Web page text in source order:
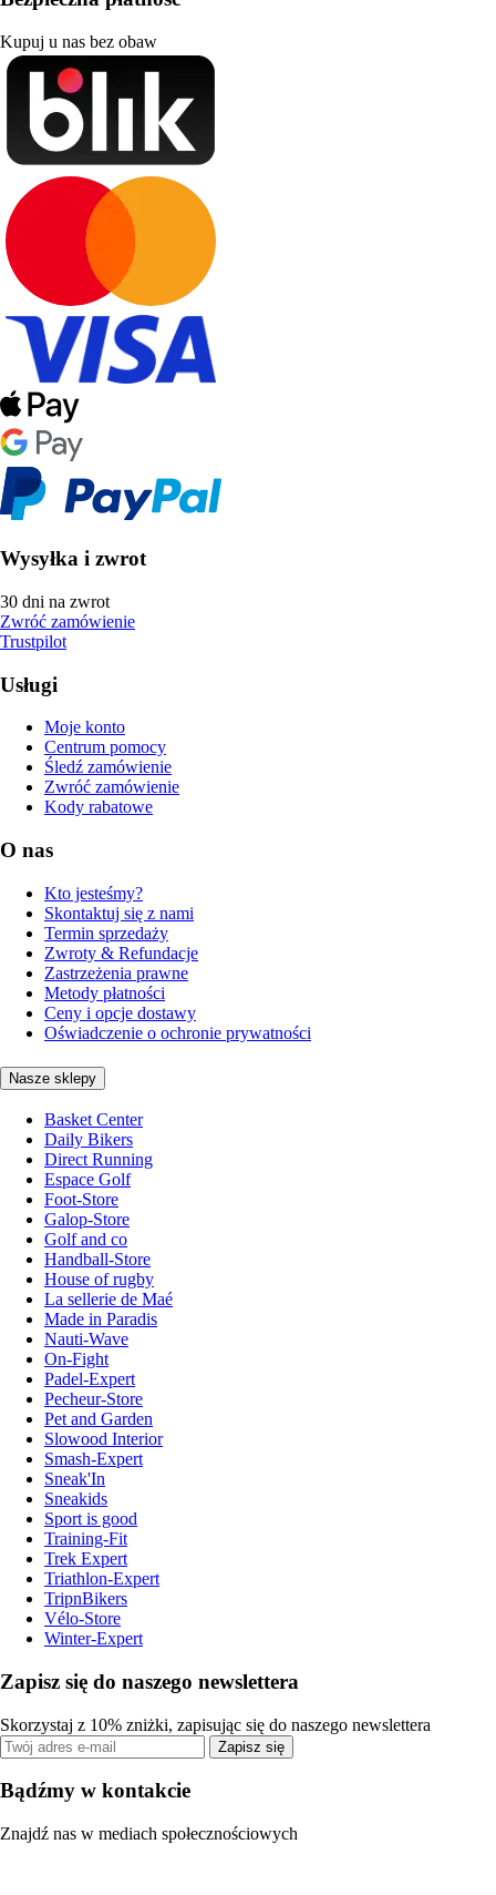
Kupuj u nas bez obaw
Wysyłka i zwrot
30 dni na zwrot
Zwróć zamówienie
Trustpilot
Usługi
Moje konto
Centrum pomocy
Śledź zamówienie
Zwróć zamówienie
Kody rabatowe
O nas
Kto jesteśmy?
Skontaktuj się z nami
Termin sprzedaży
Zwroty & Refundacje
Zastrzeżenia prawne
Metody płatności
Ceny i opcje dostawy
Oświadczenie o ochronie prywatności
Nasze sklepy
Basket Center
Daily Bikers
Direct Running
Espace Golf
Foot-Store
Galop-Store
Golf and co
Handball-Store
House of rugby
La sellerie de Maé
Made in Paradis
Nauti-Wave
On-Fight
Padel-Expert
Pecheur-Store
Pet and Garden
Slowood Interior
Smash-Expert
Sneak'In
Sneakids
Sport is good
Training-Fit
Trek Expert
Triathlon-Expert
TripnBikers
Vélo-Store
Winter-Expert
Zapisz się do naszego newslettera
Skorzystaj z 10% zniżki, zapisując się do naszego newslettera
Zapisz się
Bądźmy w kontakcie
Znajdź nas w mediach społecznościowych